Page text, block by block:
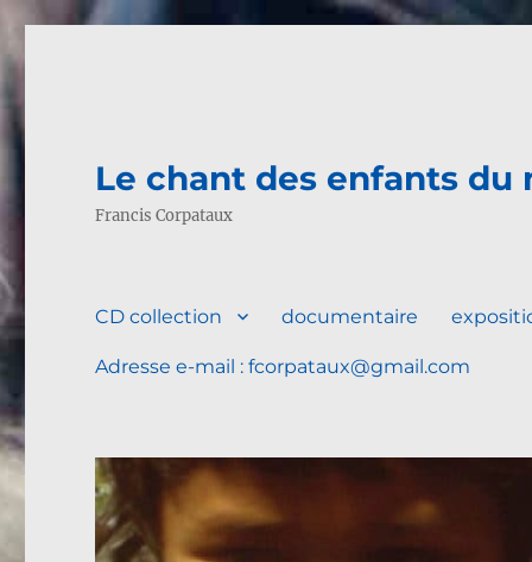
Le chant des enfants du
Francis Corpataux
CD collection documentaire
Adresse e-mail : fcorpataux@gmail.com